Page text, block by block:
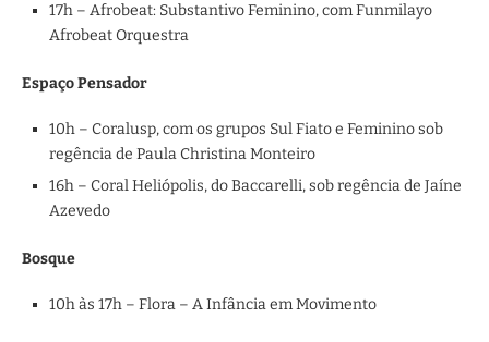
17h – Afrobeat: Substantivo Feminino, com Funmilayo
Afrobeat Orquestra
Espaço Pensador
10h – Coralusp, com os grupos Sul Fiato e Feminino sob
regência de Paula Christina Monteiro
16h – Coral Heliópolis, do Baccarelli, sob regência de Jaíne
Azevedo
Bosque
10h às 17h – Flora – A Infância em Movimento